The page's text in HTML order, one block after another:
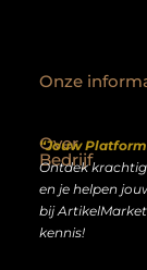
Over
Bedrijf
“Jouw
Ontdek
en je helpen
bij
kennis!
Onze